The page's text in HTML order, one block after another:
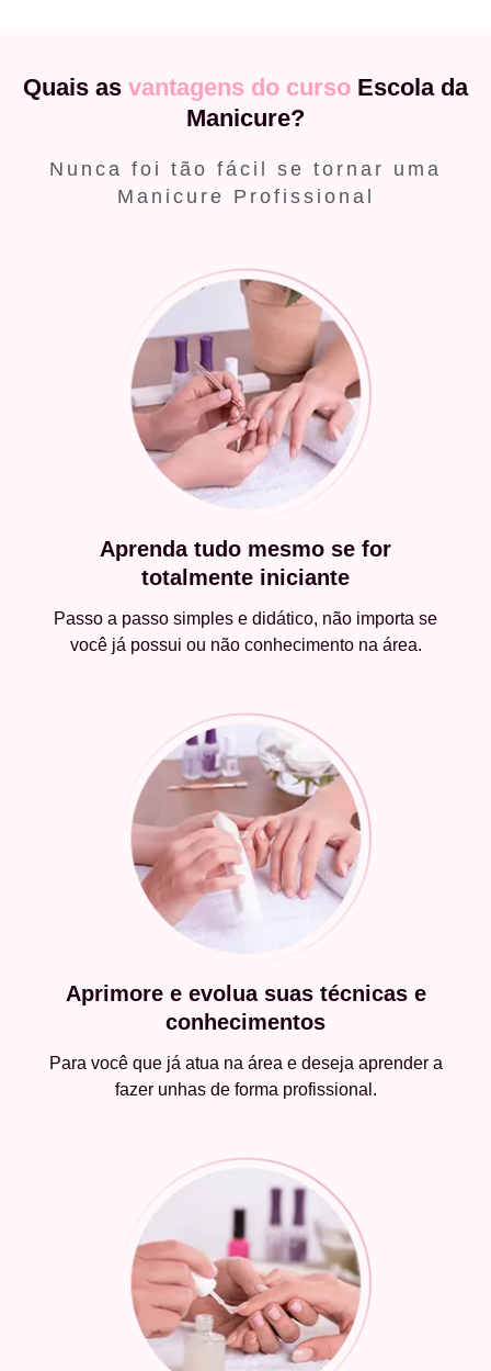
Quais as vantagens do curso Escola da
Manicure?
Nunca foi tão fácil se tornar uma
Manicure Profissional
Aprenda tudo mesmo se for
totalmente iniciante
Passo a passo simples e didático, não importa se
você já possui ou não conhecimento na área.
Aprimore e evolua suas técnicas e
conhecimentos
Para você que já atua na área e deseja aprender a
fazer unhas de forma profissional.